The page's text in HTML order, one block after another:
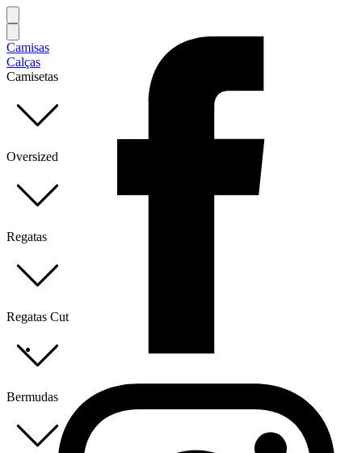
Camisas
Calças
Camisetas
Oversized
Regatas
Regatas Cut
Bermudas